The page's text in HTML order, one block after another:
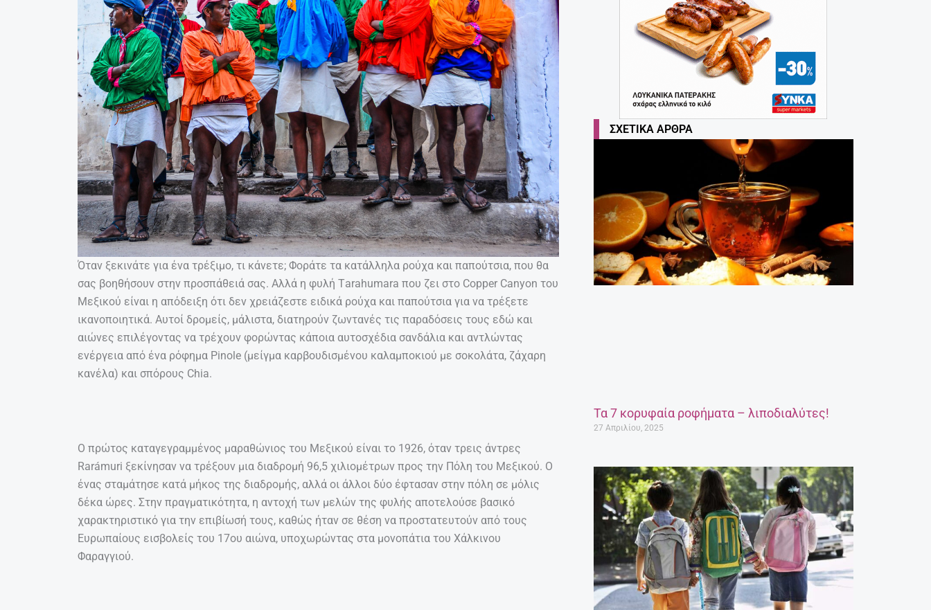
Όταν ξεκινάτε για ένα τρέξιμο, τι κάνετε; Φοράτε τα κατάλληλα ρούχα και παπούτσια, που θα
σας βοηθήσουν στην προσπάθειά σας. Αλλά η φυλή Τarahumara που ζει στο Copper Canyon του
Μεξικού είναι η απόδειξη ότι δεν χρειάζεστε ειδικά ρούχα και παπούτσια για να τρέξετε
ικανοποιητικά. Αυτοί δρομείς, μάλιστα, διατηρούν ζωντανές τις παραδόσεις τους εδώ και
αιώνες επιλέγοντας να τρέχουν φορώντας κάποια αυτοσχέδια σανδάλια και αντλώντας
ενέργεια από ένα ρόφημα Pinole (μείγμα καρβουδισμένου καλαμποκιού με σοκολάτα, ζάχαρη
κανέλα) και σπόρους Chia.
Ο πρώτος καταγεγραμμένος μαραθώνιος του Μεξικού είναι το 1926, όταν τρεις άντρες
Rarámuri ξεκίνησαν να τρέξουν μια διαδρομή 96,5 χιλιομέτρων προς την Πόλη του Μεξικού. Ο
ένας σταμάτησε κατά μήκος της διαδρομής, αλλά οι άλλοι δύο έφτασαν στην πόλη σε μόλις
δέκα ώρες. Στην πραγματικότητα, η αντοχή των μελών της φυλής αποτελούσε βασικό
χαρακτηριστικό για την επιβίωσή τους, καθώς ήταν σε θέση να προστατευτούν από τους
Ευρωπαίους εισβολείς του 17ου αιώνα, υποχωρώντας στα μονοπάτια του Χάλκινου
Φαραγγιού.
ΣΧΕΤΙΚΆ ΆΡΘΡΑ
Τα 7 κορυφαία ροφήματα – λιποδιαλύτες!
27 Απριλίου, 2025